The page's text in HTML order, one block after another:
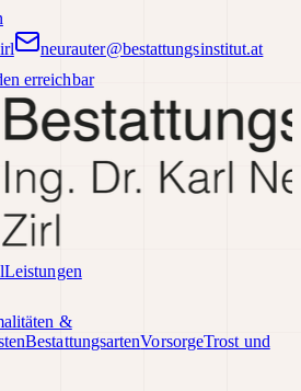
neurauter@bestattungsinstitut.at
erreichbar
Leistungen
&
BestattungsartenVorsorgeTrost und